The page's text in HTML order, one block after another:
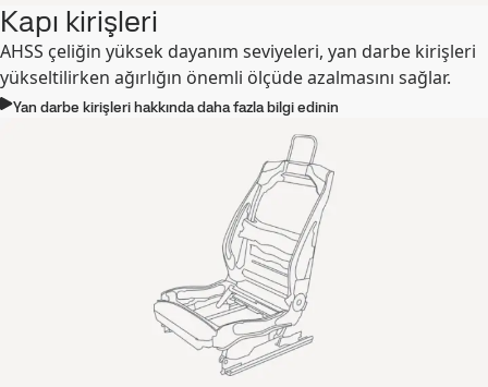
Kapı kirişleri
AHSS çeliğin yüksek dayanım seviyeleri, yan darbe kirişleri
yükseltilirken ağırlığın önemli ölçüde azalmasını sağlar.
Yan darbe kirişleri hakkında daha fazla bilgi edinin